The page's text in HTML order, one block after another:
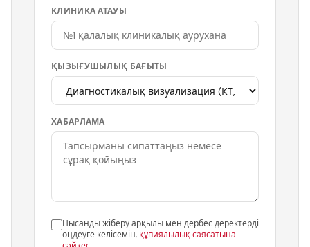
КЛИНИКА АТАУЫ
ҚЫЗЫҒУШЫЛЫҚ БАҒЫТЫ
ХАБАРЛАМА
Нысанды жіберу арқылы мен дербес деректерді
өңдеуге келісемін, құпиялылық саясатына